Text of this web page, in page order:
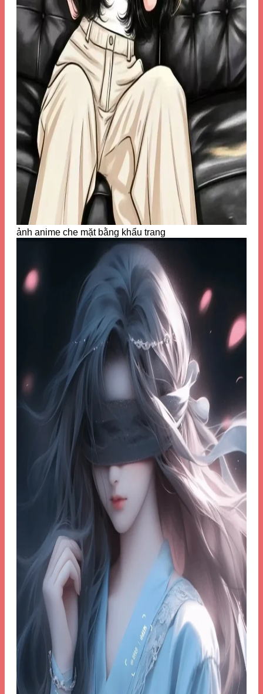
ảnh anime che mặt bằng khẩu trang